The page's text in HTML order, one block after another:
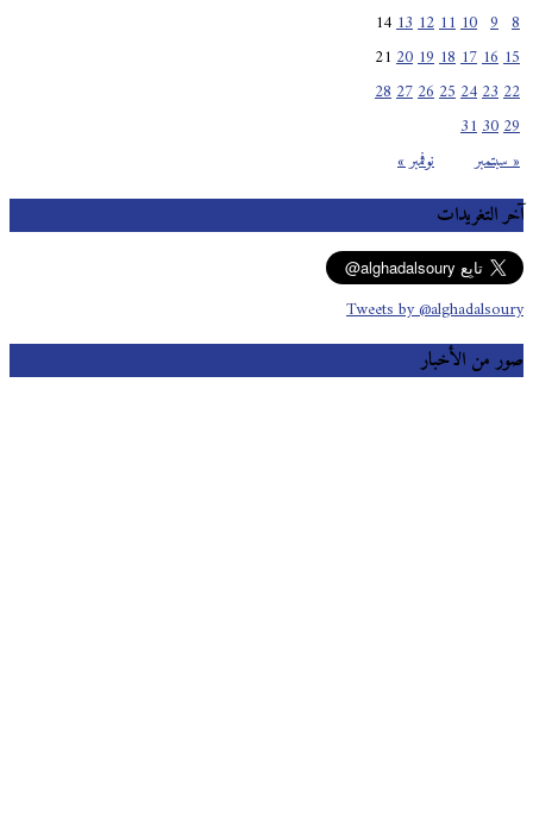
« سبتمبر نوفمبر »
10
11
12
13
14
15
16
17
18
19
20
21
22
23
24
25
26
27
28
29
30
31
آخر التغريدات
Tweets by @alghadalsoury
صور من الأخبار